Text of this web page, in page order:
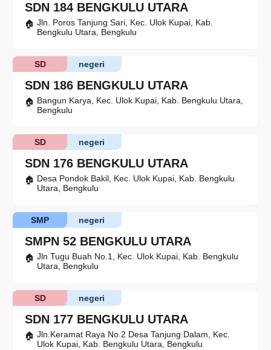
SDN 184 BENGKULU UTARA
Jln. Poros Tanjung Sari, Kec. Ulok Kupai, Kab.
Bengkulu Utara, Bengkulu
SDN 186 BENGKULU UTARA
negeri
SD
Bangun Karya, Kec. Ulok Kupai, Kab. Bengkulu Utara,
Bengkulu
SDN 176 BENGKULU UTARA
negeri
SD
Desa Pondok Bakil, Kec. Ulok Kupai, Kab. Bengkulu
Utara, Bengkulu
SMPN 52 BENGKULU UTARA
negeri
SMP
Jln Tugu Buah No.1, Kec. Ulok Kupai, Kab. Bengkulu
Utara, Bengkulu
SDN 177 BENGKULU UTARA
negeri
SD
Jln.Keramat Raya No.2 Desa Tanjung Dalam, Kec.
Ulok Kupai, Kab. Bengkulu Utara, Bengkulu